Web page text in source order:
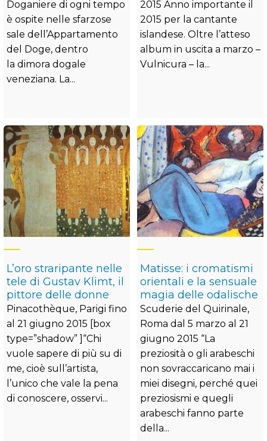
Doganiere di ogni tempo
è ospite nelle sfarzose
sale dell’Appartamento
del Doge, dentro
la dimora dogale
veneziana. La...
2015 Anno importante il
2015 per la cantante
islandese. Oltre l’atteso
album in uscita a marzo –
Vulnicura – la...
L’oro straripante nelle
tele di Gustav Klimt, il
pittore delle donne
Pinacothèque, Parigi fino
al 21 giugno 2015 [box
type=”shadow” ]“Chi
vuole sapere di più su di
me, cioè sull’artista,
l’unico che vale la pena
di conoscere, osservi...
Matisse: i cromatismi
orientali e la sensuale
magia delle odalische
Scuderie del Quirinale,
Roma dal 5 marzo al 21
giugno 2015 “La
preziosità o gli arabeschi
non sovraccaricano mai i
miei disegni, perché quei
preziosismi e quegli
arabeschi fanno parte
della...